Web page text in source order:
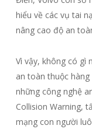
hiểu về các vụ tai
nâng cao độ an
Vì vậy, không có gì
an toàn thuộc
những công nghệ
Collision Warning,
mạng con người